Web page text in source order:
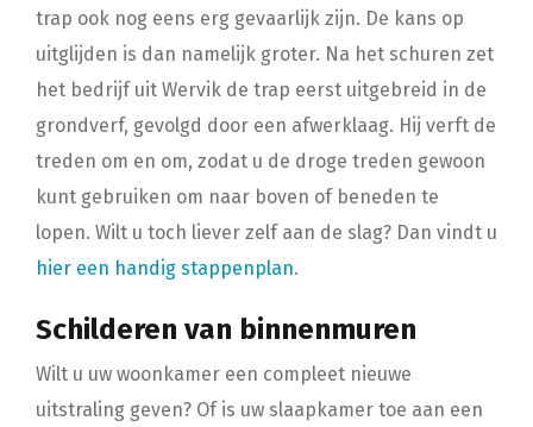
trap ook nog eens erg gevaarlijk zijn. De kans op
uitglijden is dan namelijk groter. Na het schuren zet
het bedrijf uit Wervik de trap eerst uitgebreid in de
grondverf, gevolgd door een afwerklaag. Hij verft de
treden om en om, zodat u de droge treden gewoon
kunt gebruiken om naar boven of beneden te
lopen. Wilt u toch liever zelf aan de slag? Dan vindt u
hier een handig stappenplan.
Schilderen van binnenmuren
Wilt u uw woonkamer een compleet nieuwe
uitstraling geven? Of is uw slaapkamer toe aan een